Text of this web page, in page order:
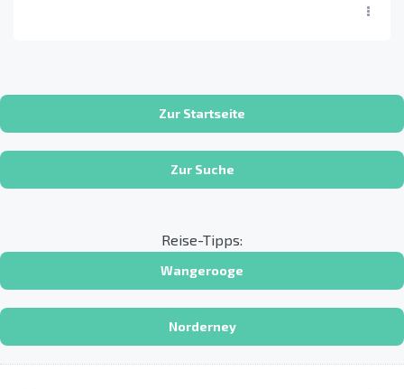
Zur Startseite
Zur Suche
Reise-Tipps:
Wangerooge
Norderney